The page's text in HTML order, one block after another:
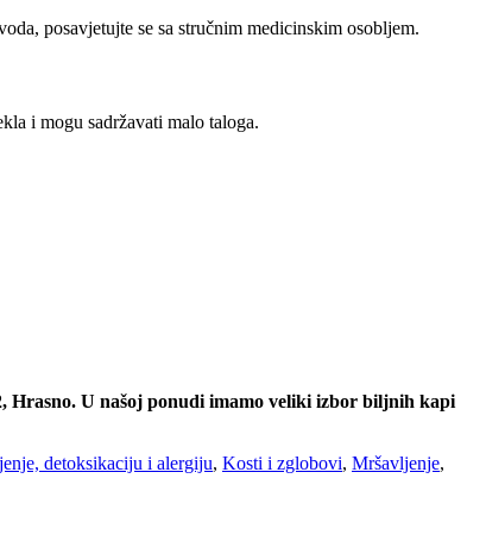
posavjetujte se sa stručnim medicinskim osobljem.
i mogu sadržavati malo taloga.
Hrasno. U našoj ponudi imamo veliki izbor biljnih kapi
detoksikaciju i alergiju, Kosti i zglobovi, Mršavljenje,